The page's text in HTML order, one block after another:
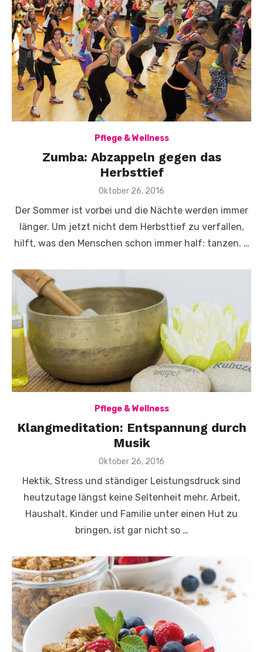
Pflege & Wellness
Zumba: Abzappeln gegen das
Herbsttief
Veröffentlicht
Oktober 26, 2016
Der Sommer ist vorbei und die Nächte werden immer
länger. Um jetzt nicht dem Herbsttief zu verfallen,
hilft, was den Menschen schon immer half: tanzen. …
Pflege & Wellness
Klangmeditation: Entspannung durch
Musik
Veröffentlicht
Oktober 26, 2016
Hektik, Stress und ständiger Leistungsdruck sind
heutzutage längst keine Seltenheit mehr. Arbeit,
Haushalt, Kinder und Familie unter einen Hut zu
bringen, ist gar nicht so …